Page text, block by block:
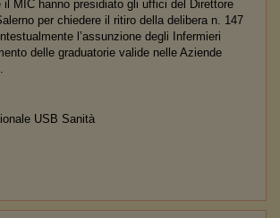
il MIC hanno presidiato gli uffici del Direttore
per chiedere il ritiro della delibera n. 147
l’assunzione degli Infermieri
delle graduatorie valide nelle Aziende
USB Sanità